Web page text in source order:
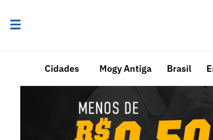
Cidades Mogy Antiga Brasil